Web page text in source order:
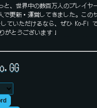
と、世界中の数百万人のプレイヤ
更新・運営してきました。この
ていただけるなら、ぜひ Ko-Fi
がとうございます！